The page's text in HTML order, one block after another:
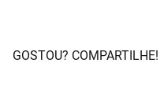
GOSTOU? COMPARTILHE!